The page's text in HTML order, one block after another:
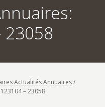
23058
Actualités Annuaires/
– 23058